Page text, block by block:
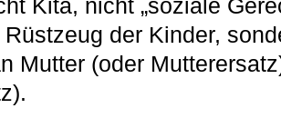
Kita, nicht „soziale
der Kinder,
Mutter (oder